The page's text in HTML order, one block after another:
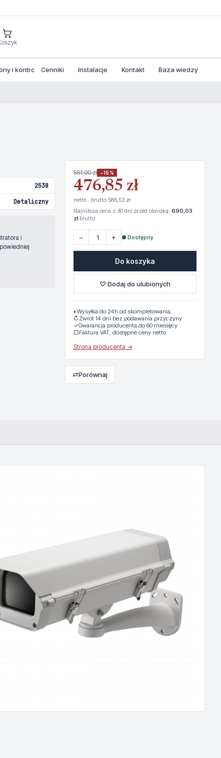
i kontrola dostepu
Cenniki Instalacje Kontakt Baza wiedzy
2538
Detaliczny
i
561,00 zł −15%
476,85 zł
netto · brutto 586,53 zł
Najniższa cena z 30 dni przed obniżką: 690,03
złbrutto
− + ● Dostępny
Do koszyka
♡ Dodaj do ulubionych
◐ Wysyłka do 24h od skompletowania.
↻Zwrot 14 dni bez podawania przyczyny
✓Gwarancja producenta do 60 miesięcy
▢Faktura VAT, dostępne ceny netto
Strona producenta →
⇄Porównaj